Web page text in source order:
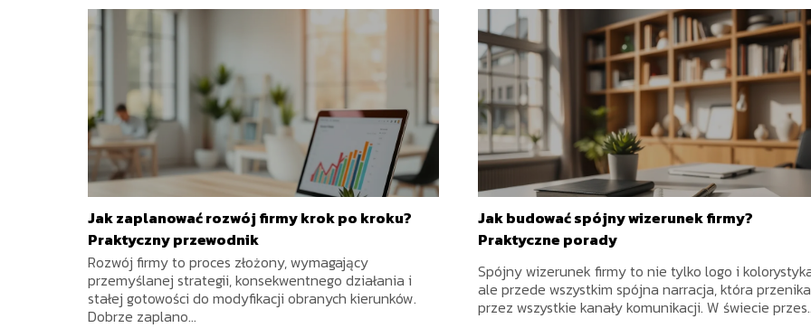
Jak zaplanować rozwój firmy krok po kroku?
Praktyczny przewodnik
Rozwój firmy to proces złożony, wymagający
przemyślanej strategii, konsekwentnego działania i
stałej gotowości do modyfikacji obranych kierunków.
Dobrze zaplano...
Jak budować spójny wizerunek firmy?
Praktyczne porady
Spójny wizerunek firmy to nie tylko logo i
ale przede wszystkim spójna narracja, która przenika
przez wszystkie kanały komunikacji. W świecie